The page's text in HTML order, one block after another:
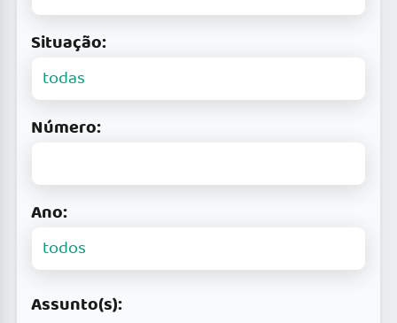
Situação:
Número:
Ano:
Assunto(s):